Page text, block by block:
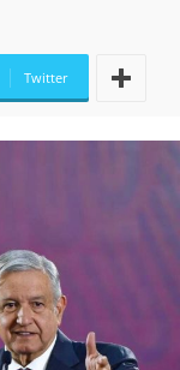
Twitter